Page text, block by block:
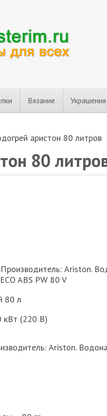
Вязание Украшения
аристон 80 литров
80
Ariston.
ABS PW 80 V
80 л
кВт (220 В)
Ariston.